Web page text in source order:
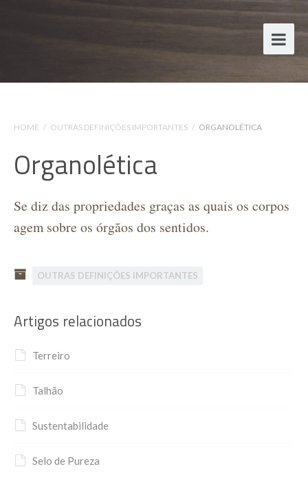
HOME / OUTRAS DEFINIÇÕES IMPORTANTES / ORGANOLÉTICA
Organolética
Se diz das propriedades graças as quais os corpos
agem sobre os órgãos dos sentidos.
OUTRAS DEFINIÇÕES IMPORTANTES
Artigos relacionados
Terreiro
Talhão
Sustentabilidade
Selo de Pureza